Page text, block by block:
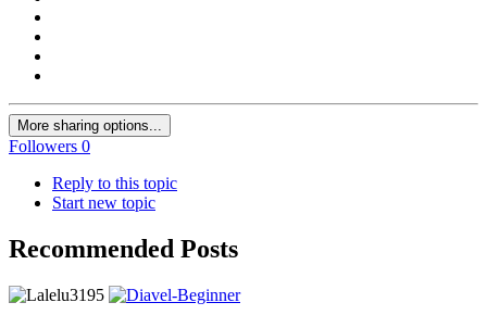
More sharing options...
Followers 0
Reply to this topic
Start new topic
Recommended Posts